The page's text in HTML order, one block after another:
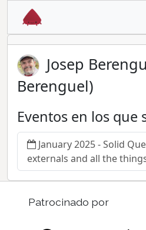
Josep
Berenguel)
Eventos en los que
January 2025 - Solid
externals and all the
Patrocinado por